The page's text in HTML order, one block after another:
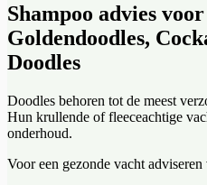
Shampoo advies
Goldendoodles,
Doodles
Doodles behoren tot de meest
Hun krullende of fleeceachtige
onderhoud.
Voor een gezonde vacht adviseren